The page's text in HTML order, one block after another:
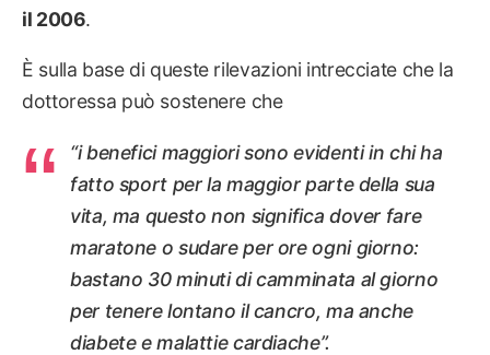
il 2006.
È sulla base di queste rilevazioni intrecciate che la
dottoressa può sostenere che
“i benefici maggiori sono evidenti in chi ha
fatto sport per la maggior parte della sua
vita, ma questo non significa dover fare
maratone o sudare per ore ogni giorno:
bastano 30 minuti di camminata al giorno
per tenere lontano il cancro, ma anche
diabete e malattie cardiache”.